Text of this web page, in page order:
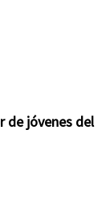
de jóvenes del